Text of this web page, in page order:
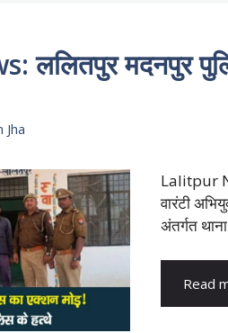
ललितपुर मदनपुर
Jha
Lalitpur
वारंटी
अंतर्गत
Read